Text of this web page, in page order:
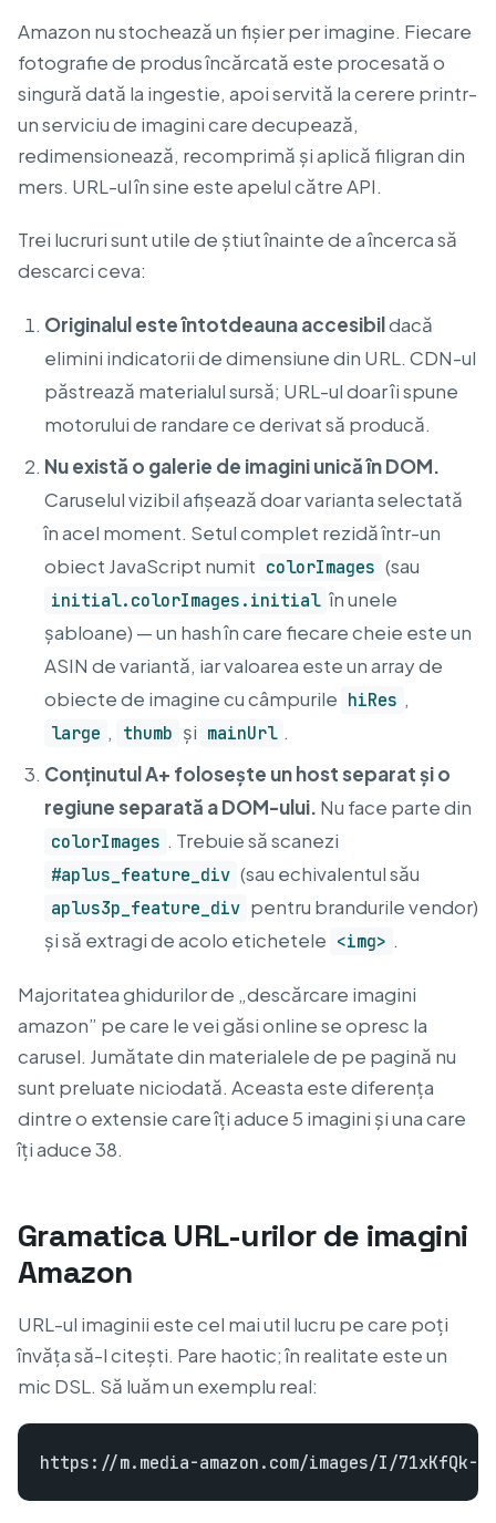
Amazon nu stochează un fișier per imagine. Fiecare
fotografie de produs încărcată este procesată o
singură dată la ingestie, apoi servită la cerere printr-
un serviciu de imagini care decupează,
redimensionează, recomprimă și aplică filigran din
mers. URL-ul în sine este apelul către API.
Trei lucruri sunt utile de știut înainte de a încerca să
descarci ceva:
Originalul este întotdeauna accesibildacă
elimini indicatorii de dimensiune din URL. CDN-ul
păstrează materialul sursă; URL-ul doar îi spune
motorului de randare ce derivat să producă.
Nu există o galerie de imagini unică în DOM.
Caruselul vizibil afișează doar varianta selectată
în acel moment. Setul complet rezidă într-un
obiect JavaScript numit colorImages (sau
initial.colorImages.initial în unele
șabloane) — un hash în care fiecare cheie este un
ASIN de variantă, iar valoarea este un array de
obiecte de imagine cu câmpurile hiRes ,
large , thumb și mainUrl .
Conținutul A+ folosește un host separat și o
regiune separată a DOM-ului. Nu face parte din
colorImages . Trebuie să scanezi
#aplus_feature_div (sau echivalentul său
aplus3p_feature_div pentru brandurile vendor)
și să extragi de acolo etichetele <img> .
Majoritatea ghidurilor de „descărcare imagini
amazon” pe care le vei găsi online se opresc la
carusel. Jumătate din materialele de pe pagină nu
sunt preluate niciodată. Aceasta este diferența
dintre o extensie care îți aduce 5 imagini și una care
îți aduce 38.
Gramatica URL-urilor de imagini
Amazon
URL-ul imaginii este cel mai util lucru pe care poți
învăța să-l citești. Pare haotic; în realitate este un
mic DSL. Să luăm un exemplu real: